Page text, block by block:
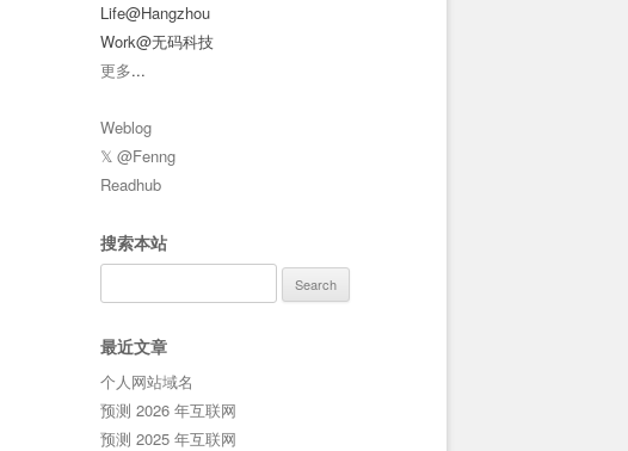
Life@Hangzhou
Work@无码科技
更多...
Weblog
𝕏 @Fenng
Readhub
搜索本站
for:
最近文章
个人网站域名
预测 2026 年互联网
预测 2025 年互联网